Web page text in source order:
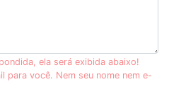
ela será exibida abaixo!
para você. Nem seu nome nem e-